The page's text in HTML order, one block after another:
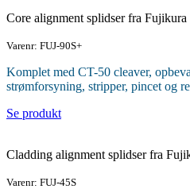
Core alignment splidser fra Fujikura
Varenr: FUJ-90S+
Komplet med CT-50 cleaver,
strømforsyning, stripper, pincet og
Se produkt
Cladding alignment splidser fra
Varenr: FUJ-45S